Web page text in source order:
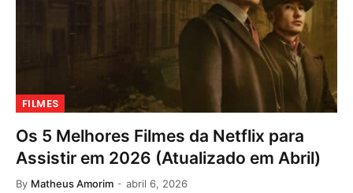
FILMES
Os 5 Melhores Filmes da Netflix para
Assistir em 2026 (Atualizado em Abril)
By Matheus Amorim abril 6, 2026